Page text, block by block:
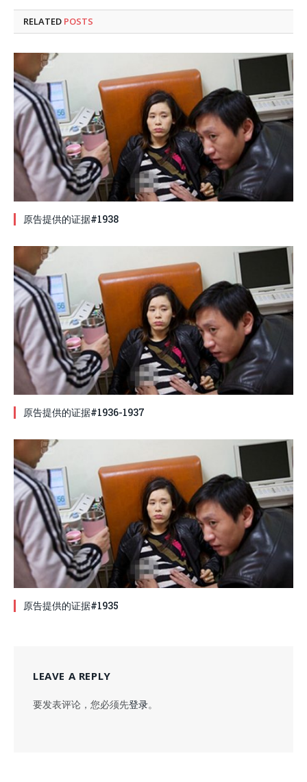
RELATED POSTS
原告提供的证据#1938
原告提供的证据#1936-1937
原告提供的证据#1935
LEAVE A REPLY
要发表评论，您必须先登录。